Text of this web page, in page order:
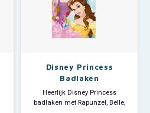
Disney Princess
Badlaken
Heerlijk Disney Princess
badlaken met Rapunzel, Belle,